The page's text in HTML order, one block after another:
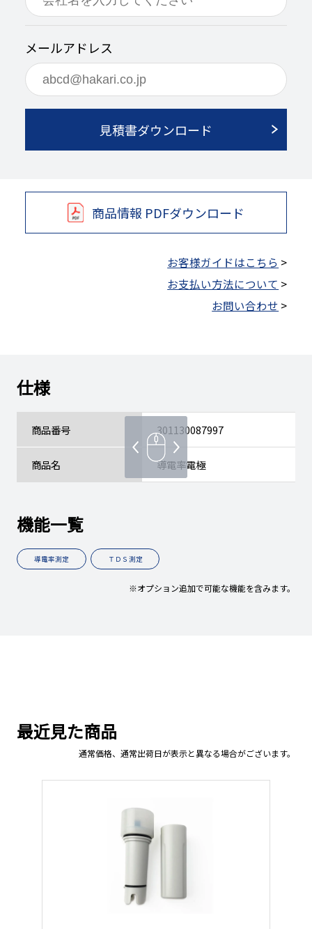
メールアドレス
見積書ダウンロード
商品情報 PDFダウンロード
お客様ガイドはこちら >
お支払い方法について >
お問い合わせ >
仕様
商品番号 301130087997
商品名 導電率電極
機能一覧
導電率測定 ＴＤＳ測定
※オプション追加で可能な機能を含みます。
最近見た商品
通常価格、通常出荷日が表示と異なる場合がございます。